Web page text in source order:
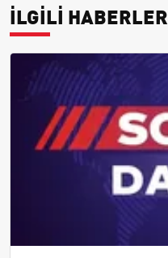
İLGİLİ HABERLER